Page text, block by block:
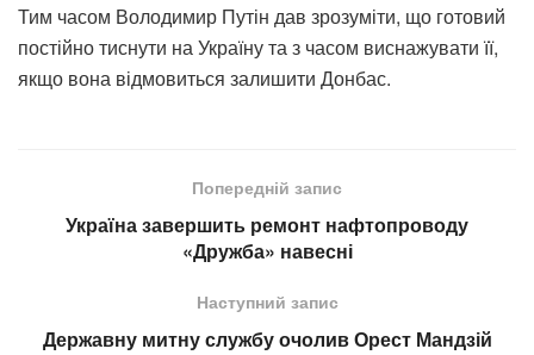
Тим часом Володимир Путін дав зрозуміти, що готовий
постійно тиснути на Україну та з часом виснажувати її,
якщо вона відмовиться залишити Донбас.
Попередній запис
Україна завершить ремонт нафтопроводу
«Дружба» навесні
Наступний запис
Державну митну службу очолив Орест Мандзій